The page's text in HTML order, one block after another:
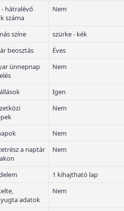
- hátralévő
száma
Nem
színe
szürke - kék
beosztás
Éves
ünnepnap
Nem
Igen
Nem
Nem
a naptár
Nem
1 kihajtható lap
adatok
Nem